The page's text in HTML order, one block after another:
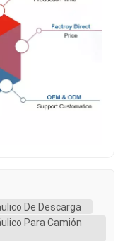
De Descarga
Para Camión